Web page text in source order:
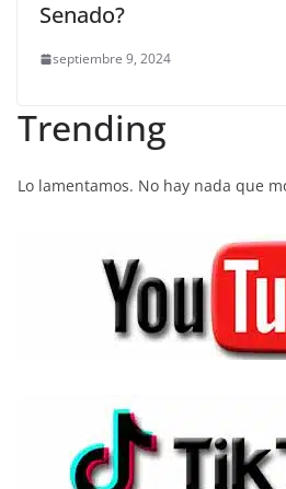
Senado?
septiembre 9, 2024
Trending
Lo lamentamos. No hay nada que